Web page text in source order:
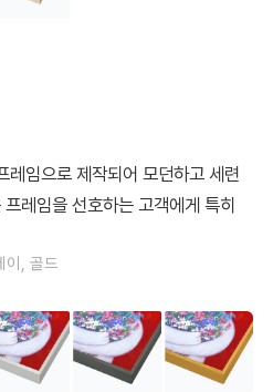
임으로 제작되어 모던하고 세련
레임을 선호하는 고객에게 특히
이, 골드